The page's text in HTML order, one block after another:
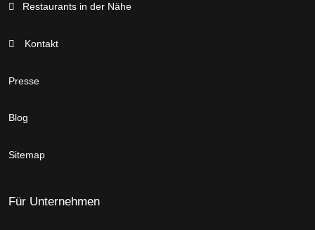
Restaurants in der Nähe
Kontakt
Presse
Blog
Sitemap
Für Unternehmen